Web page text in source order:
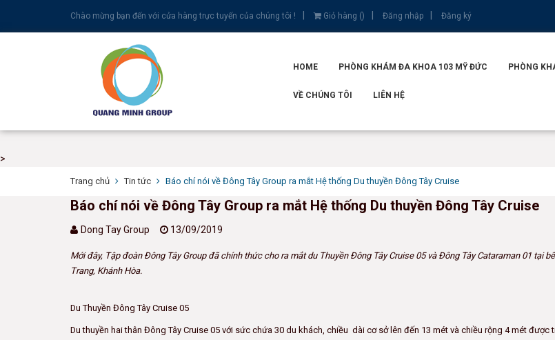
Chào mừng bạn đến với cửa hàng trực tuyến của chúng tôi ! Giỏ hàng () Đăng nhập Đăng ký
HOME PHÒNG KHÁM ĐA KHOA 103 MỸ ĐỨC PHÒNG
VỀ CHÚNG TÔI LIÊN HỆ
>
Trang chủ Tin tức Báo chí nói về Đông Tây Group ra mắt Hệ thống Du thuyền Đông Tây Cruise
Báo chí nói về Đông Tây Group ra mắt Hệ thống Du thuyền Đông Tây Cruise
Dong Tay Group 13/09/2019
Mới đây, Tập đoàn Đông Tây Group đã chính thức cho ra mắt du Thuyền Đông Tây Cruise 05 và Đông Tây Cataraman 01 tại
Trang, Khánh Hòa.
Du Thuyền Đông Tây Cruise 05
Du thuyền hai thân Đông Tây Cruise 05 với sức chứa 30 du khách, chiều dài cơ sở lên đến 13 mét và chiều rộng 4 mét được